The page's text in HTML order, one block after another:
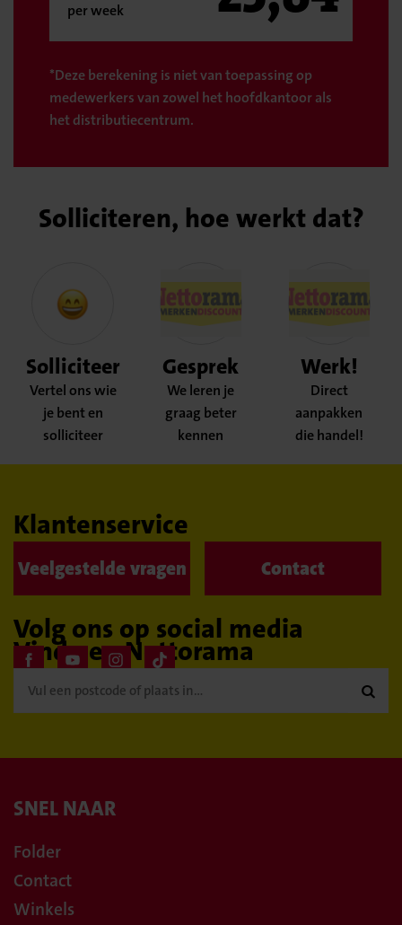
per week
*Deze berekening is niet van toepassing op
medewerkers van zowel het hoofdkantoor als
het distributiecentrum.
Solliciteren, hoe werkt dat?
Solliciteer
Vertel ons wie
je bent en
solliciteer
Gesprek
We leren je
graag beter
kennen
Werk!
Direct
aanpakken
die handel!
Klantenservice
Veelgestelde vragen Contact
Volg ons op social media
Vind een Nettorama

SNEL NAAR
Folder
Contact
Winkels